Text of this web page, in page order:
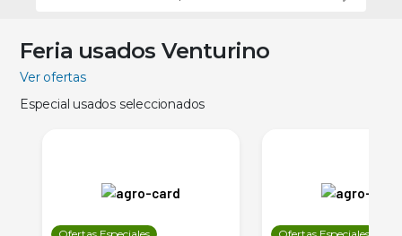
Feria usados Venturino
Ver ofertas
Especial usados seleccionados